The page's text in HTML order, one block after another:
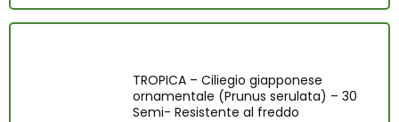
TROPICA – Ciliegio giapponese
ornamentale (Prunus serulata) – 30
Semi- Resistente al freddo